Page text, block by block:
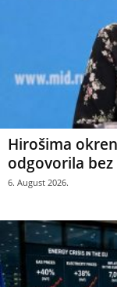
Hirošima
odgovorila
6. August 2026.